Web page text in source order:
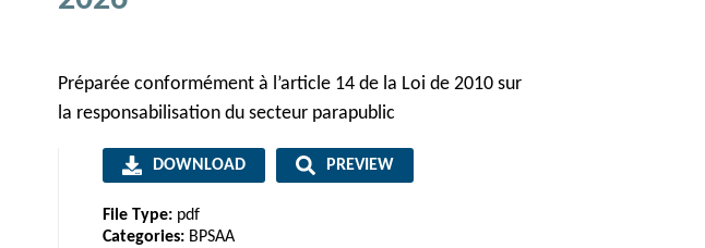
Préparée conformément à l’article 14 de la Loi de 2010 sur
la responsabilisation du secteur parapublic
DOWNLOAD PREVIEW
File Type: pdf
Categories: BPSAA